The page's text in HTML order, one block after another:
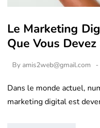
Le Marketing
Que Vous
By amis2web@gmail.com
Dans le monde actuel,
marketing digital est